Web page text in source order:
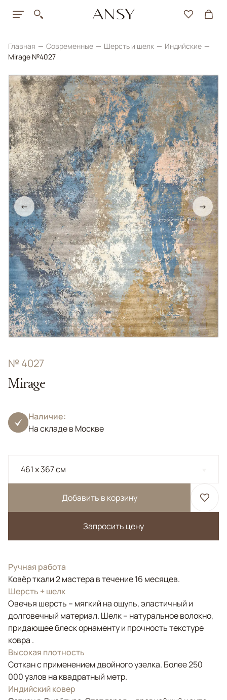
Главная Современные Шерсть и шелк
Индийские
Mirage №4027
← →
№ 4027
Mirage
Наличие:
На складе в Москве
461 x 367 см
Добавить в корзину
Запросить цену
Ручная работа
Ковёр ткали 2 мастера в течение 16 месяцев.
Шерсть + шелк
Овечья шерсть – мягкий на ощупь, эластичный и
долговечный материал. Шелк – натуральное волокно,
придающее блеск орнаменту и прочность текстуре
ковра .
Высокая плотность
Соткан с применением двойного узелка. Более 250
000 узлов на квадратный метр.
Индийский ковер